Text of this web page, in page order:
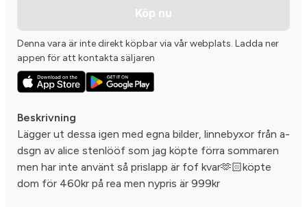
Köp nu
Denna vara är inte direkt köpbar via vår webplats. Ladda ner
appen för att kontakta säljaren
Beskrivning
Lägger ut dessa igen med egna bilder, linnebyxor från a-
dsgn av alice stenlööf som jag köpte förra sommaren
men har inte använt så prislapp är fof kvar🫶🏻köpte
dom för 460kr på rea men nypris är 999kr